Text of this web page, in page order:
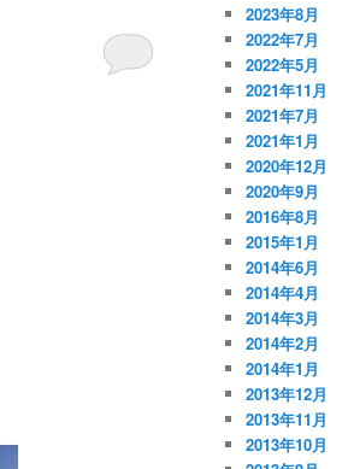
2023年8月
2022年7月
2022年5月
2021年11月
2021年7月
2021年1月
2020年12月
2020年9月
2016年8月
2015年1月
2014年6月
2014年4月
2014年3月
2014年2月
2014年1月
2013年12月
2013年11月
2013年10月